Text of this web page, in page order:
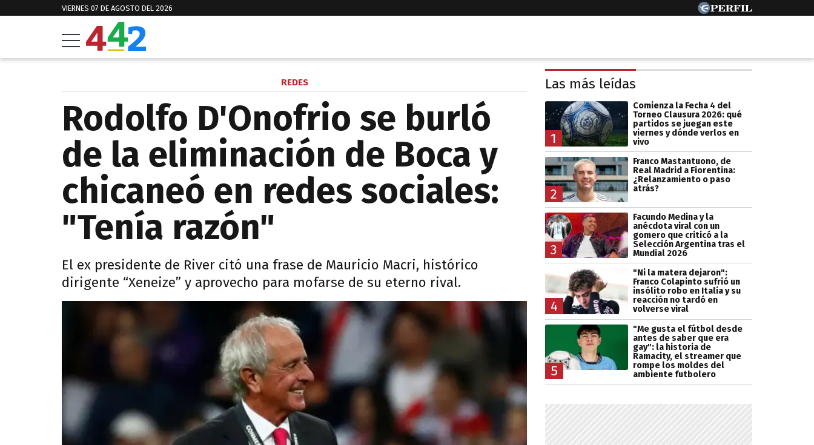
VIERNES 07 DE AGOSTO DEL 2026
REDES
Rodolfo D'Onofrio se burló
de la eliminación de Boca y
chicaneó en redes sociales:
"Tenía razón"
El ex presidente de River citó una frase de Mauricio Macri, histórico
dirigente “Xeneize” y aprovecho para mofarse de su eterno rival.
Las más leídas
1
Comienza la Fecha 4 del
Torneo Clausura 2026: qué
partidos se juegan este
viernes y dónde verlos en
vivo
2
Franco Mastantuono, de
Real Madrid a Fiorentina:
¿Relanzamiento o paso
atrás?
3
Facundo Medina y la
anécdota viral con un
gomero que criticó a la
Selección Argentina tras el
Mundial 2026
4
"Ni la matera dejaron":
Franco Colapinto sufrió un
insólito robo en Italia y su
reacción no tardó en
volverse viral
5
"Me gusta el fútbol desde
antes de saber que era
gay": la historia de
Ramacity, el streamer que
rompe los moldes del
ambiente futbolero